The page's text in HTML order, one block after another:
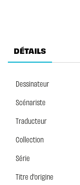
DÉTAILS
Dessinateur
Scénariste
Traducteur
Collection
Série
Titre d'origine